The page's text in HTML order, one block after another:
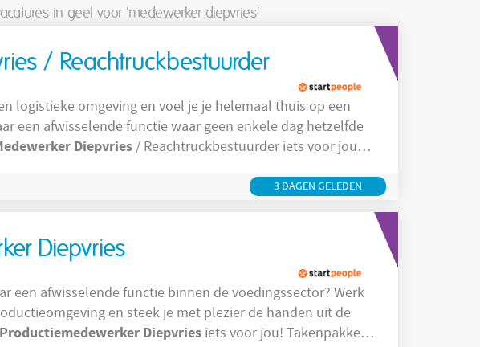
in geel voor 'medewerker diepvries'
/ Reachtruckbestuurder
een afwisselende functie waar geen enkele dag hetzelfde
Diepvries/ Reachtruckbestuurder iets voor jou!
verzamelt en maakt bestellingen nauwkeurig klaar. Je controleert de kwaliteit van3 DAGEN GELEDEN
Diepvries
en steek je met plezier de handen uit de
Productiemedewerker Diepvriesiets voor jou! Takenpakket